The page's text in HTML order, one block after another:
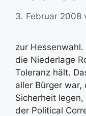
3. Februar 2008
zur
die Niederlage
Toleranz hält.
aller Bürger
Sicherheit
der Political